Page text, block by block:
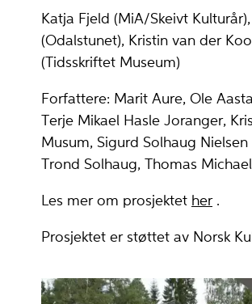
Katja Fjeld (MiA/Skeivt
(Odalstunet), Kristin van der
(Tidsskriftet Museum)
Forfattere: Marit Aure, Ole
Terje Mikael Hasle Joranger,
Musum, Sigurd Solhaug
Trond Solhaug, Thomas
Les mer om prosjektet her .
Prosjektet er støttet av Norsk